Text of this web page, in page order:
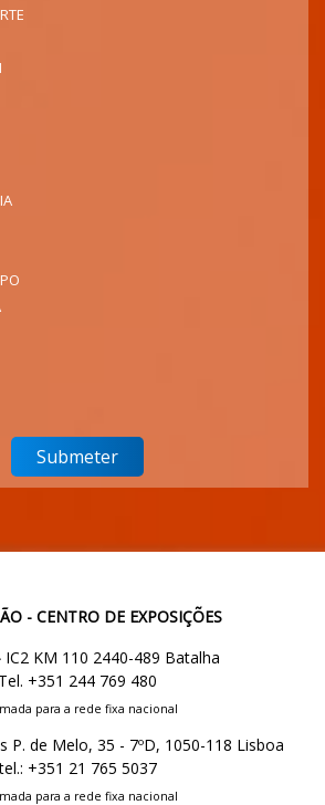
- CENTRO DE EXPOSIÇÕES
IC2 KM 110 2440-489 Batalha
Tel. +351 244 769 480
para a rede fixa nacional
P. de Melo, 35 - 7ºD, 1050-118 Lisboa
+351 21 765 5037
para a rede fixa nacional